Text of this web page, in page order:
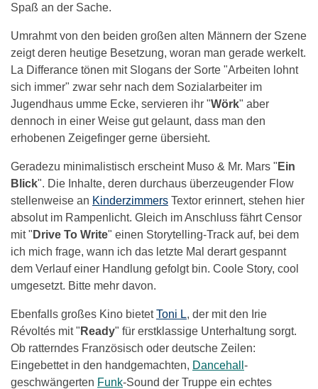
Spaß an der Sache.
Umrahmt von den beiden großen alten Männern der Szene
zeigt deren heutige Besetzung, woran man gerade werkelt.
La Differance tönen mit Slogans der Sorte "Arbeiten lohnt
sich immer" zwar sehr nach dem Sozialarbeiter im
Jugendhaus umme Ecke, servieren ihr "Wörk" aber
dennoch in einer Weise gut gelaunt, dass man den
erhobenen Zeigefinger gerne übersieht.
Geradezu minimalistisch erscheint Muso & Mr. Mars " Ein
Blick". Die Inhalte, deren durchaus überzeugender Flow
stellenweise an Kinderzimmers Textor erinnert, stehen hier
absolut im Rampenlicht. Gleich im Anschluss fährt Censor
mit " Drive To Write" einen Storytelling-Track auf, bei dem
ich mich frage, wann ich das letzte Mal derart gespannt
dem Verlauf einer Handlung gefolgt bin. Coole Story, cool
umgesetzt. Bitte mehr davon.
Ebenfalls großes Kino bietetToni L, der mit den Irie
Révoltés mit " Ready" für erstklassige Unterhaltung sorgt.
Ob ratterndes Französisch oder deutsche Zeilen:
Eingebettet in den handgemachten, Dancehall -
geschwängerten Funk-Sound der Truppe ein echtes